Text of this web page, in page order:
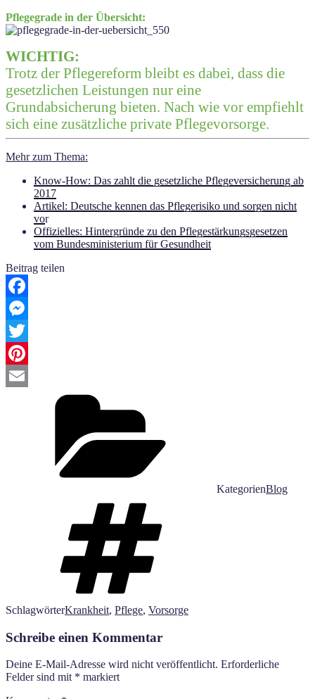
Pflegegrade in der Übersicht:
WICHTIG:
Trotz der Pflegereform bleibt es dabei, dass die
gesetzlichen Leistungen nur eine
Grundabsicherung bieten. Nach wie vor empfiehlt
sich eine zusätzliche private Pflegevorsorge.
Mehr zum Thema:
Know-How: Das zahlt die gesetzliche Pflegeversicherung ab
2017
Artikel: Deutsche kennen das Pflegerisiko und sorgen nicht
vor
Offizielles: Hintergründe zu den Pflegestärkungsgesetzen
vom Bundesministerium für Gesundheit
Beitrag teilen
Facebook
Messenger
Twitter
Pinterest
KategorienBlog
SchlagwörterKrankheit, Pflege, Vorsorge
Schreibe einen Kommentar
Deine E-Mail-Adresse wird nicht veröffentlicht. Erforderliche
Felder sind mit * markiert